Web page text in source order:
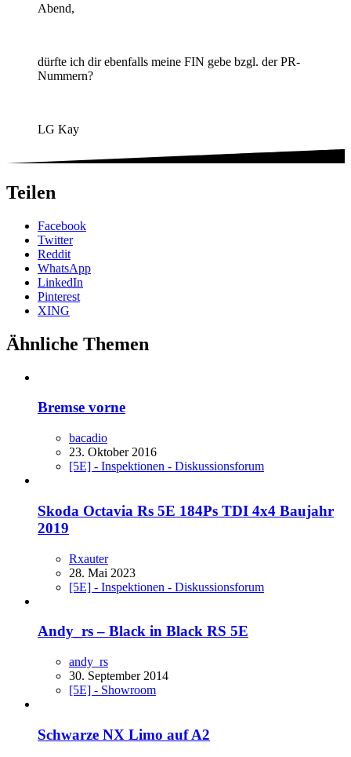
Abend,
dürfte ich dir ebenfalls meine FIN gebe bzgl. der PR-
Nummern?
LG Kay
Teilen
Facebook
Twitter
Reddit
WhatsApp
LinkedIn
Pinterest
XING
Ähnliche Themen
Bremse vorne
bacadio
23. Oktober 2016
[5E] - Inspektionen - Diskussionsforum
Skoda Octavia Rs 5E 184Ps TDI 4x4 Baujahr
2019
Rxauter
28. Mai 2023
[5E] - Inspektionen - Diskussionsforum
Andy_rs – Black in Black RS 5E
andy_rs
30. September 2014
[5E] - Showroom
Schwarze NX Limo auf A2